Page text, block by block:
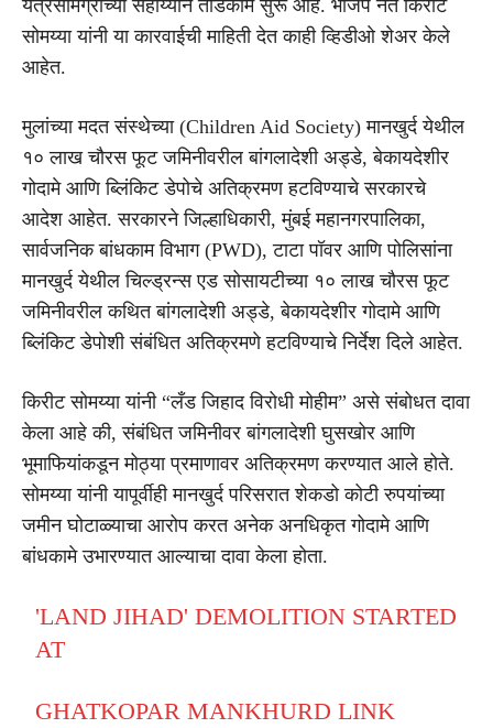
यंत्रसामग्रीच्या सहाय्याने तोडकाम सुरू आहे. भाजप नेते किरीट
सोमय्या यांनी या कारवाईची माहिती देत काही व्हिडीओ शेअर केले
आहेत.
मुलांच्या मदत संस्थेच्या (Children Aid Society) मानखुर्द येथील
१० लाख चौरस फूट जमिनीवरील बांगलादेशी अड्डे, बेकायदेशीर
गोदामे आणि ब्लिंकिट डेपोचे अतिक्रमण हटविण्याचे सरकारचे
आदेश आहेत. सरकारने जिल्हाधिकारी, मुंबई महानगरपालिका,
सार्वजनिक बांधकाम विभाग (PWD), टाटा पॉवर आणि पोलिसांना
मानखुर्द येथील चिल्ड्रन्स एड सोसायटीच्या १० लाख चौरस फूट
जमिनीवरील कथित बांगलादेशी अड्डे, बेकायदेशीर गोदामे आणि
ब्लिंकिट डेपोशी संबंधित अतिक्रमणे हटविण्याचे निर्देश दिले आहेत.
किरीट सोमय्या यांनी “लँड जिहाद विरोधी मोहीम” असे संबोधत दावा
केला आहे की, संबंधित जमिनीवर बांगलादेशी घुसखोर आणि
भूमाफियांकडून मोठ्या प्रमाणावर अतिक्रमण करण्यात आले होते.
सोमय्या यांनी यापूर्वीही मानखुर्द परिसरात शेकडो कोटी रुपयांच्या
जमीन घोटाळ्याचा आरोप करत अनेक अनधिकृत गोदामे आणि
बांधकामे उभारण्यात आल्याचा दावा केला होता.
'LAND JIHAD' DEMOLITION STARTED
AT
GHATKOPAR MANKHURD LINK